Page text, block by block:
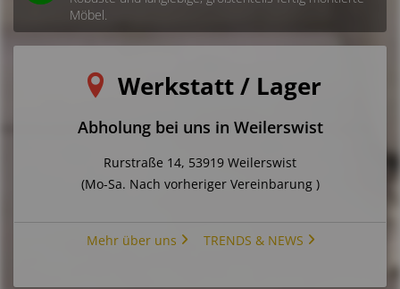
Möbel.
Werkstatt / Lager
Abholung bei uns in Weilerswist
Rurstraße 14, 53919 Weilerswist
(Mo-Sa. Nach vorheriger Vereinbarung )
Mehr über uns TRENDS & NEWS